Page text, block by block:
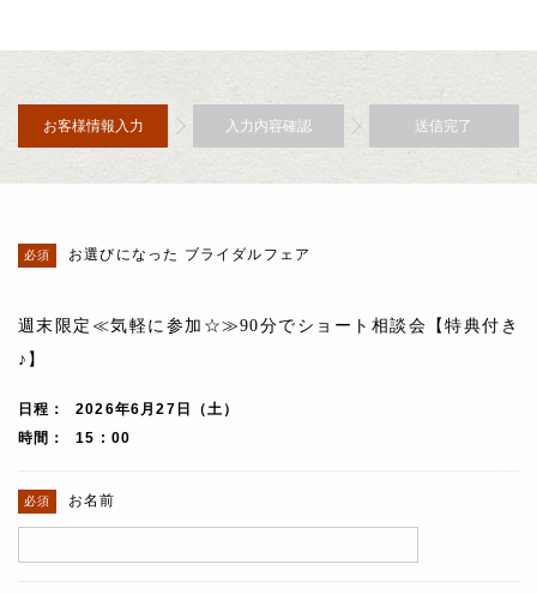
お客様情報入力 入力内容確認 送信完了
お選びになった ブライダルフェア
週末限定≪気軽に参加☆≫90分でショート相談会【特典付き
♪】
日程
2026年6月27日（土）
時間
15 : 00
お名前